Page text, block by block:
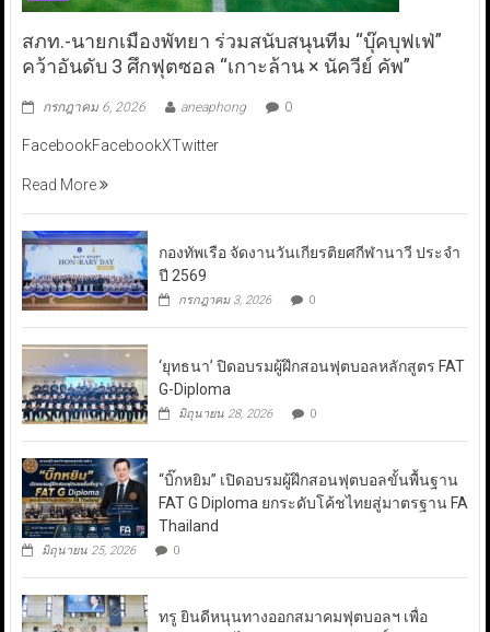
สภท.-นายกเมืองพัทยา ร่วมสนับสนุนทีม “บุ๊คบุฟเฟ่”
คว้าอันดับ 3 ศึกฟุตซอล “เกาะล้าน × นัควีย์ คัพ”
กรกฎาคม 6, 2026 aneaphong 0
FacebookFacebookXTwitter
Read More
กองทัพเรือ จัดงานวันเกียรติยศกีฬานาวี ประจำ
ปี 2569
กรกฎาคม 3, 2026 0
‘ยุทธนา’ ปิดอบรมผู้ฝึกสอนฟุตบอลหลักสูตร FAT
G-Diploma
มิถุนายน 28, 2026 0
“บิ๊กหยิม” เปิดอบรมผู้ฝึกสอนฟุตบอลขั้นพื้นฐาน
FAT G Diploma ยกระดับโค้ชไทยสู่มาตรฐาน FA
Thailand
มิถุนายน 25, 2026 0
ทรู ยินดีหนุนทางออกสมาคมฟุตบอลฯ เพื่อ